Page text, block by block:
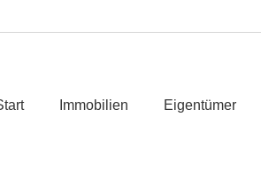
Immobilien Eigentümer